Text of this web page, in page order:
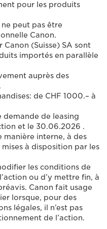
pour les produits
peut pas être
Canon.
(Suisse) SA sont
importés en parallèle
auprès des
de CHF 1000.– à
demande de leasing
et le 30.06.2026 .
manière interne, à des
à disposition par les
les conditions de
ou d’y mettre fin, à
Canon fait usage
lorsque, pour des
légales, il n’est pas
de l’action.